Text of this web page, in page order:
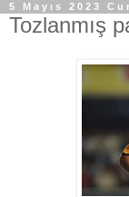
5 Mayıs 2023
Tozlanmış